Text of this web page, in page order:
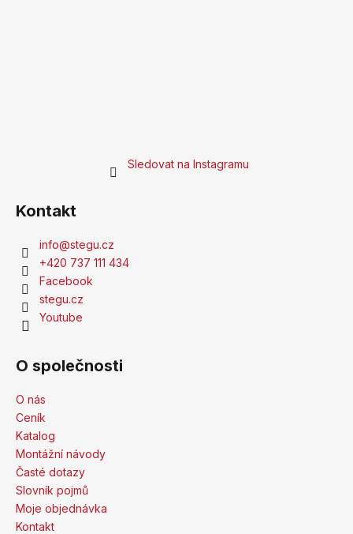
Sledovat na Instagramu
Kontakt
info@stegu.cz
+420 737 111 434
Facebook
stegu.cz
Youtube
O společnosti
O nás
Ceník
Katalog
Montážní návody
Časté dotazy
Slovník pojmů
Moje objednávka
Kontakt